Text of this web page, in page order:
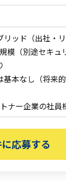
リッド（出社・リ
模（別途セキュ
基本なし（将来
ナー企業の社員
応募する